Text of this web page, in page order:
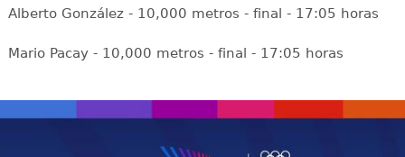
Alberto González - 10,000 metros - final - 17:05 horas
Mario Pacay - 10,000 metros - final - 17:05 horas